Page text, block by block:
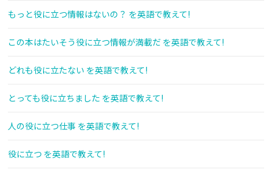
もっと役に立つ情報はないの？ を英語で教えて!
この本はたいそう役に立つ情報が満載だ を英語で教えて!
どれも役に立たない を英語で教えて!
とっても役に立ちました を英語で教えて!
人の役に立つ仕事 を英語で教えて!
役に立つ を英語で教えて!